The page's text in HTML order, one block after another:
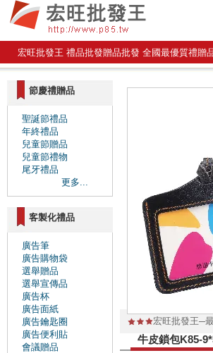
宏旺批發王 禮品批發贈品批發 全國最優質禮贈
節慶禮贈品
聖誕節禮品
年終禮品
兒童節贈品
兒童節禮物
尾牙禮品
更多...
客製化禮品
廣告筆
廣告購物袋
選舉贈品
選舉宣傳品
廣告杯
廣告面紙
廣告鑰匙圈
廣告便利貼
會議贈品
宏旺批發王─
牛皮鎖包K85-